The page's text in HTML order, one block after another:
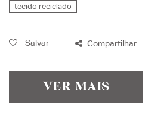
tecido reciclado
Salvar Compartilhar
VER MAIS